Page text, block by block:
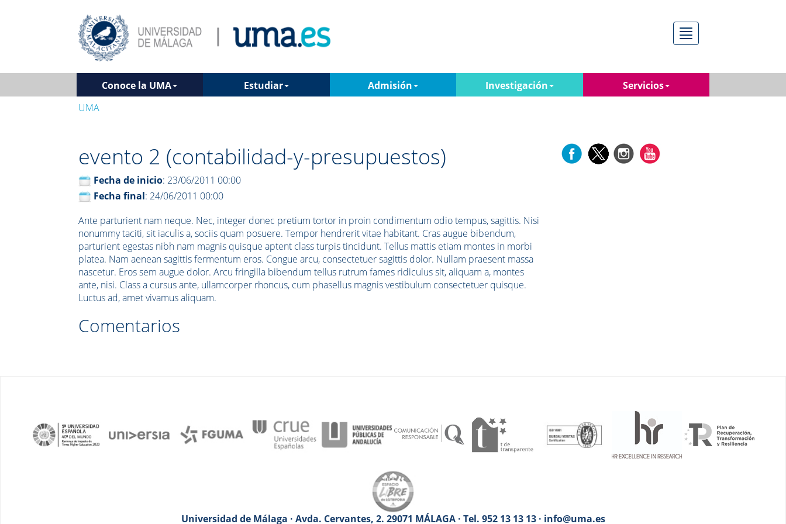
Menú
Conoce la UMA Estudiar Admisión Investigación
Servicios
UMA
evento 2 (contabilidad-y-presupuestos)
Fecha de inicio: 23/06/2011 00:00
Fecha final: 24/06/2011 00:00
Ante parturient nam neque. Nec, integer donec pretium tortor in proin condimentum odio tempus, sagittis. Nisi
nonummy taciti, sit iaculis a, sociis quam posuere. Tempor hendrerit vitae habitant. Cras augue bibendum,
parturient egestas nibh nam magnis quisque aptent class turpis tincidunt. Tellus mattis etiam montes in morbi
platea. Nam aenean sagittis fermentum eros. Congue arcu, consectetuer sagittis dolor. Nullam praesent massa
nascetur. Eros sem augue dolor. Arcu fringilla bibendum tellus rutrum fames ridiculus sit, aliquam a, montes
ante, nisi. Class a cursus ante, ullamcorper rhoncus, cum phasellus magnis vestibulum consectetuer quisque.
Luctus ad, amet vivamus aliquam.
Comentarios
Universidad de Málaga · Avda. Cervantes, 2. 29071 MÁLAGA · Tel. 952 13 13 13 · info@uma.es